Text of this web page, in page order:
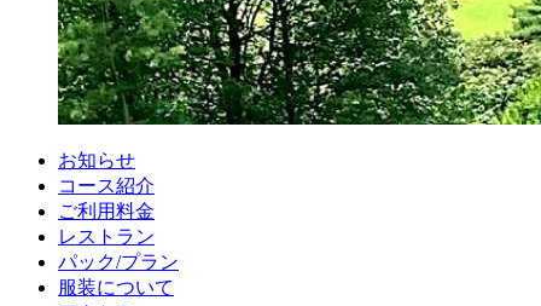
お知らせ
コース紹介
ご利用料金
レストラン
パック/プラン
服装について